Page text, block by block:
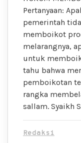
Pertanyaan:
pemerintah
memboikot
melarangnya,
untuk
tahu bahwa
pemboikotan
rangka
sallam. Syaikh
Redaksi